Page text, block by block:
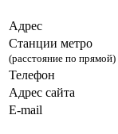
Адрес
Станции метро
(расстояние по прямой)
Телефон
Адрес сайта
E-mail